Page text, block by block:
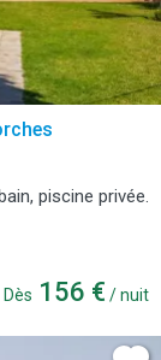
piscine privée.
Dès 156 € / nuit